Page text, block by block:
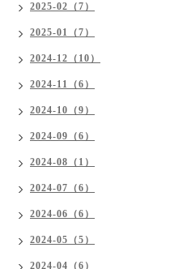
2025-02（7）
2025-01（7）
2024-12（10）
2024-11（6）
2024-10（9）
2024-09（6）
2024-08（1）
2024-07（6）
2024-06（6）
2024-05（5）
2024-04（6）